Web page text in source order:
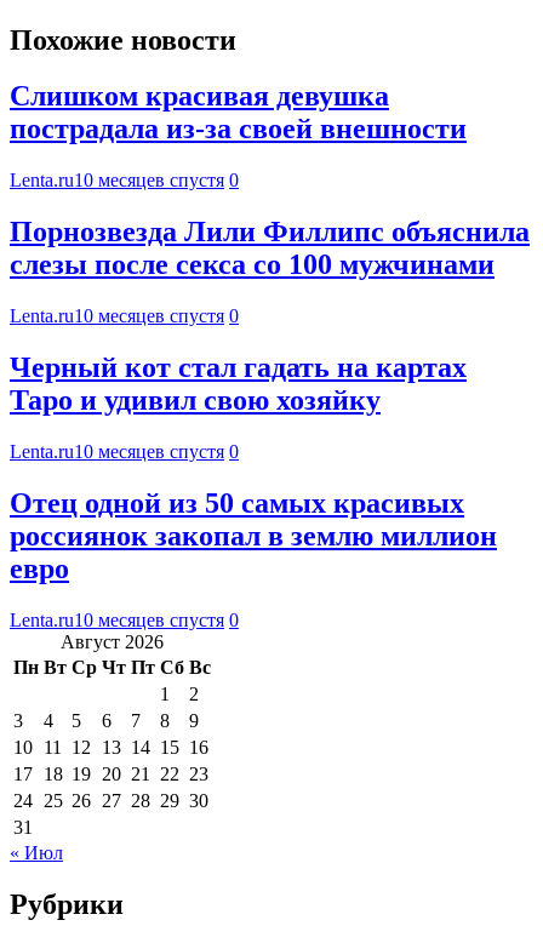
Похожие новости
Слишком красивая девушка
пострадала из-за своей внешности
Lenta.ru10 месяцев спустя 0
Порнозвезда Лили Филлипс объяснила
слезы после секса со 100 мужчинами
Lenta.ru10 месяцев спустя 0
Черный кот стал гадать на картах
Таро и удивил свою хозяйку
Lenta.ru10 месяцев спустя 0
Отец одной из 50 самых красивых
россиянок закопал в землю миллион
евро
Lenta.ru10 месяцев спустя 0
Август 2026
Пн Вт Ср Чт Пт Сб Вс
1
2
3
4 5 6 7 8
9
10 11 12 13 14 15 16
17 18 19 20 21 22 23
24 25 26 27 28 29 30
31
« Июл
Рубрики